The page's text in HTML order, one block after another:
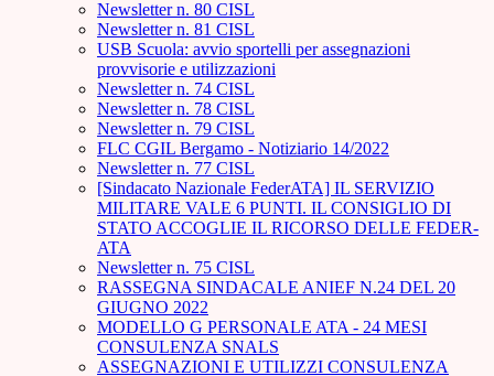
Newsletter n. 80 CISL
Newsletter n. 81 CISL
USB Scuola: avvio sportelli per assegnazioni
provvisorie e utilizzazioni
Newsletter n. 74 CISL
Newsletter n. 78 CISL
Newsletter n. 79 CISL
FLC CGIL Bergamo - Notiziario 14/2022
Newsletter n. 77 CISL
[Sindacato Nazionale FederATA] IL SERVIZIO
MILITARE VALE 6 PUNTI. IL CONSIGLIO DI
STATO ACCOGLIE IL RICORSO DELLE FEDER-
ATA
Newsletter n. 75 CISL
RASSEGNA SINDACALE ANIEF N.24 DEL 20
GIUGNO 2022
MODELLO G PERSONALE ATA - 24 MESI
CONSULENZA SNALS
ASSEGNAZIONI E UTILIZZI CONSULENZA